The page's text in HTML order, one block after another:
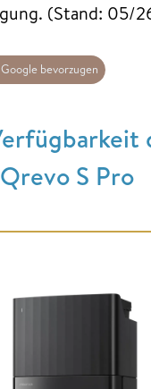
(Stand: 05/
bevorzugen
S Pro